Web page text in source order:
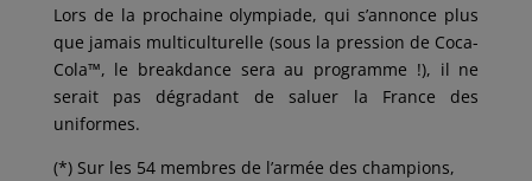
Lors de la prochaine olympiade, qui s’annonce plus
que jamais multiculturelle (sous la pression de Coca-
Cola™, le breakdance sera au programme !), il ne
serait pas dégradant de saluer la France des
uniformes.
(*) Sur les 54 membres de l’armée des champions,